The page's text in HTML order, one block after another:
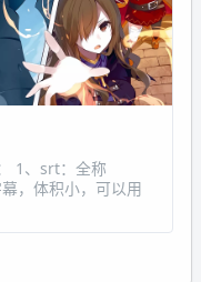
1、srt：全称
，体积小，可以用